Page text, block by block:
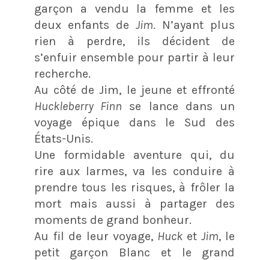
garçon a vendu la femme et les
deux enfants deJim. N’ayant plus
rien à perdre, ils décident de
s’enfuir ensemble pour partir à leur
recherche.
Au côté de Jim, le jeune et effronté
Huckleberry Finn se lance dans un
voyage épique dans le Sud des
États-Unis.
Une formidable aventure qui, du
rire aux larmes, va les conduire à
prendre tous les risques, à frôler la
mort mais aussi à partager des
moments de grand bonheur.
Au fil de leur voyage, Huck et Jim, le
petit garçon Blanc et le grand